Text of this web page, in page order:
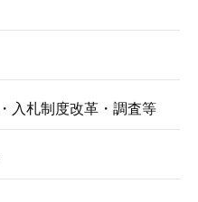
入札制度改革・調査等